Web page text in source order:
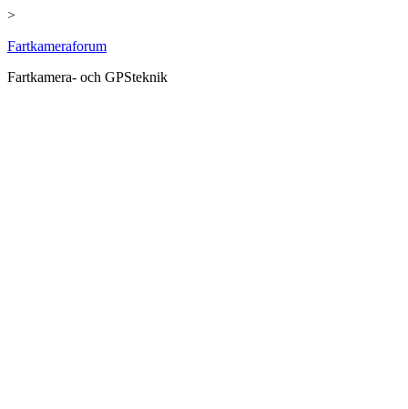
>
Hoppa
innehåll
Fartkameraforum
Fartkamera- och GPSteknik